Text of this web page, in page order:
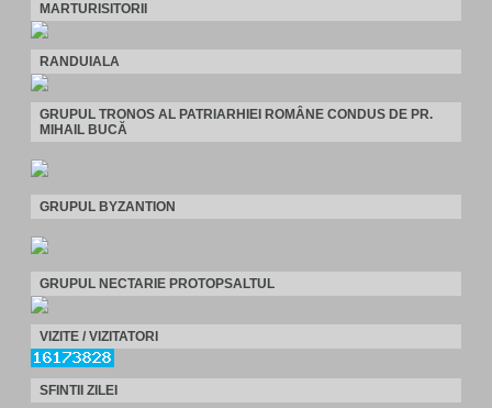
MARTURISITORII
RANDUIALA
GRUPUL TRONOS AL PATRIARHIEI ROMÂNE CONDUS DE PR.
MIHAIL BUCĂ
GRUPUL BYZANTION
GRUPUL NECTARIE PROTOPSALTUL
VIZITE / VIZITATORI
SFINTII ZILEI